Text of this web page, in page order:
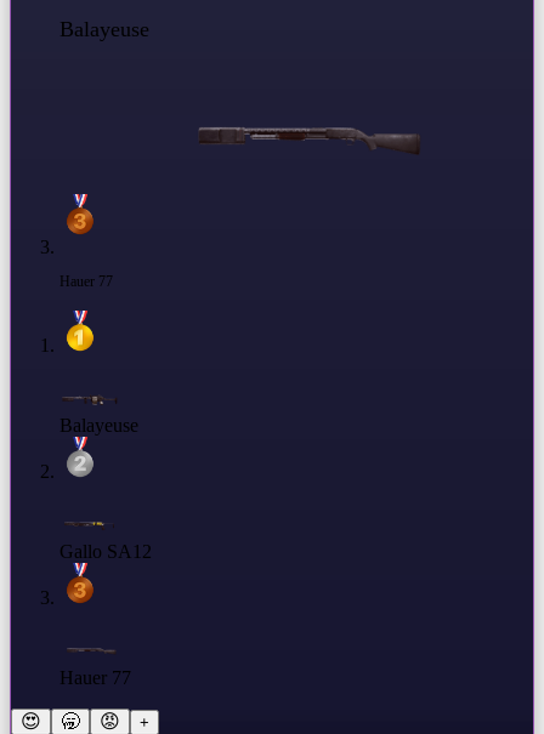
Balayeuse
Hauer 77
Balayeuse
Gallo SA12
Hauer 77
😍 🥱 😡 +